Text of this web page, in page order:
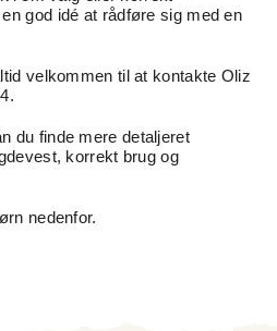
god idé at rådføre sig med en
velkommen til at kontakte Oliz
du finde mere detaljeret
korrekt brug og
nedenfor.